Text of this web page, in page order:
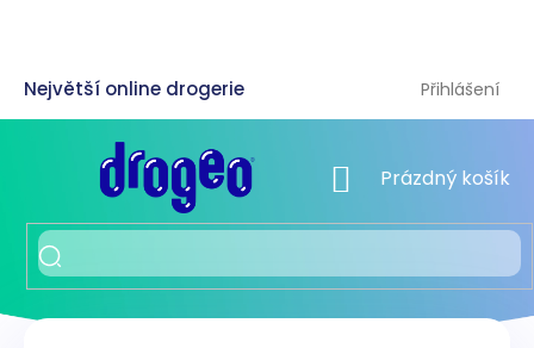
Přihlášení
NÁKUPNÍ KOŠÍK
Prázdný košík